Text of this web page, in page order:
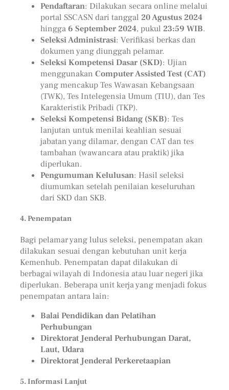
Pendaftaran: Dilakukan secara online melalui
portal SSCASN dari tanggal 20 Agustus 2024
hingga6 September 2024, pukul 23:59 WIB.
Seleksi Administrasi: Verifikasi berkas dan
dokumen yang diunggah pelamar.
Seleksi Kompetensi Dasar (SKD): Ujian
menggunakan Computer Assisted Test (CAT)
yang mencakup Tes Wawasan Kebangsaan
(TWK), Tes Intelegensia Umum (TIU), dan Tes
Karakteristik Pribadi (TKP).
Seleksi Kompetensi Bidang (SKB): Tes
lanjutan untuk menilai keahlian sesuai
jabatan yang dilamar, dengan CAT dan tes
tambahan (wawancara atau praktik) jika
diperlukan.
Pengumuman Kelulusan: Hasil seleksi
diumumkan setelah penilaian keseluruhan
dari SKD dan SKB.
4. Penempatan
Bagi pelamar yang lulus seleksi, penempatan akan
dilakukan sesuai dengan kebutuhan unit kerja
Kemenhub. Penempatan dapat dilakukan di
berbagai wilayah di Indonesia atau luar negeri jika
diperlukan. Beberapa unit kerja yang menjadi fokus
penempatan antara lain:
Balai Pendidikan dan Pelatihan
Perhubungan
Direktorat Jenderal Perhubungan Darat,
Laut, Udara
Direktorat Jenderal Perkeretaapian
5. Informasi Lanjut